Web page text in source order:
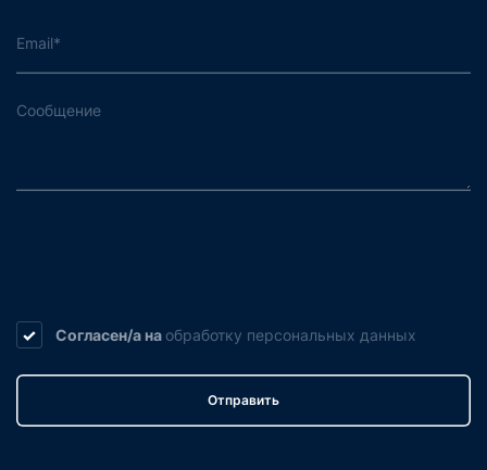
Согласен/а на обработку персональных данных
Отправить